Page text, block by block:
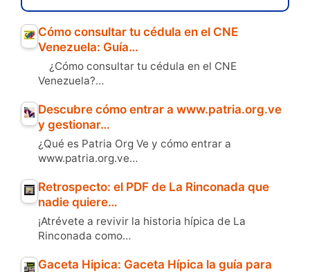
Cómo consultar tu cédula en el CNE
Venezuela: Guía…
¿Cómo consultar tu cédula en el CNE
Venezuela?…
Descubre cómo entrar a www.patria.org.ve
y gestionar…
¿Qué es Patria Org Ve y cómo entrar a
www.patria.org.ve…
Retrospecto: el PDF de La Rinconada que
nadie quiere…
¡Atrévete a revivir la historia hípica de La
Rinconada como…
Gaceta Hipica: Gaceta Hípica la guía para